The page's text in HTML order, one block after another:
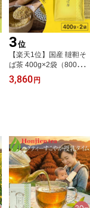
3位
【楽天1位】国産 韃靼そ
ば茶 400g×2袋（800g）
[ 北海道産 など 国産10
0％ ] ほんぢ園 ＜ 送料無
そば ルチン ノンカフェ
イン 血圧測定 ＞ ／ラ／
●
3,860 円